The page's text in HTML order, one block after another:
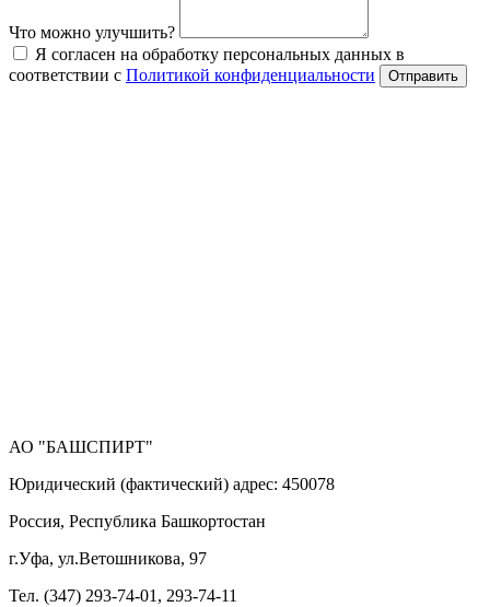
Что можно улучшить?
Я согласен на обработку персональных данных в
соответствии с Политикой конфиденциальности Отправить
АО "БАШСПИРТ"
Юридический (фактический) адрес: 450078
Россия, Республика Башкортостан
г.Уфа, ул.Ветошникова, 97
Тел. (347) 293-74-01, 293-74-11